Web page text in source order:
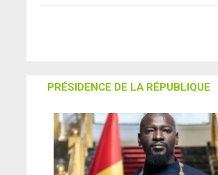
PRÉSIDENCE DE LA RÉPUBLIQUE